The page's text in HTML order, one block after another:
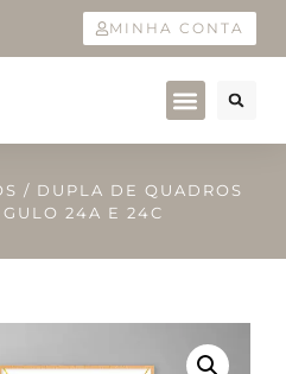
MINHA CONTA
/ DUPLA DE QUADROS
24A E 24C